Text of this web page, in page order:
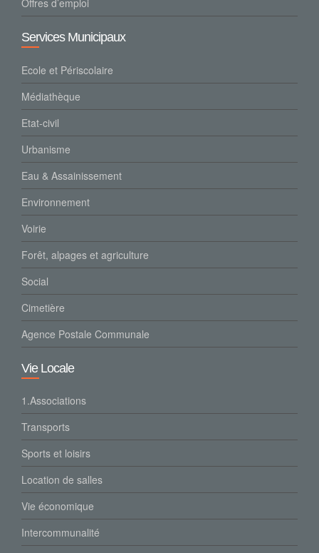
Offres d’emploi
Services Municipaux
Ecole et Périscolaire
Médiathèque
Etat-civil
Urbanisme
Eau & Assainissement
Environnement
Voirie
Forêt, alpages et agriculture
Social
Cimetière
Agence Postale Communale
Vie Locale
1.Associations
Transports
Sports et loisirs
Location de salles
Vie économique
Intercommunalité